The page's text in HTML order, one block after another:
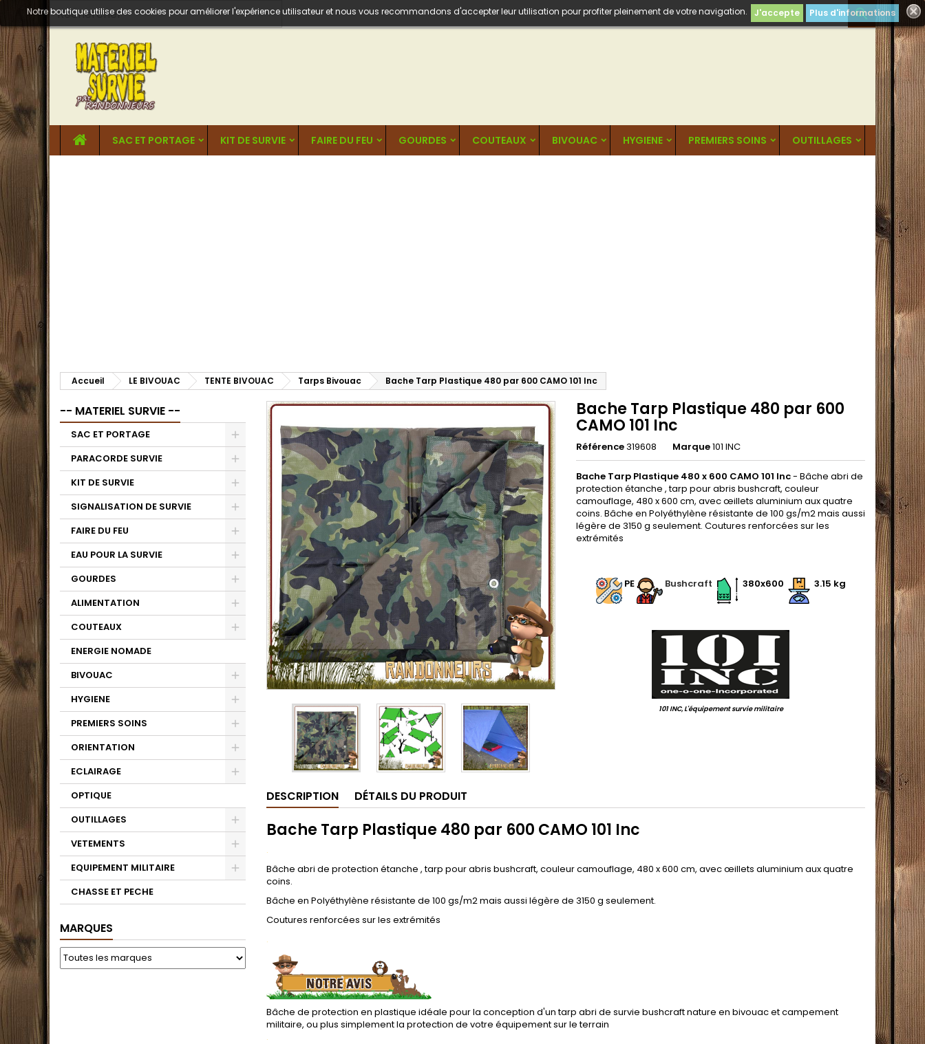

Notre boutique utilise des cookies pour améliorer l'expérience utilisateur et nous vous recommandons d'accepter leur utilisation pour profiter pleinement de votre navigation. J'accepte Plus d'informations
SAC ET PORTAGE KIT DE SURVIE FAIRE DU FEU GOURDES COUTEAUX BIVOUAC HYGIENE PREMIERS SOINS OUTILLAGES
Accueil LE BIVOUAC TENTE BIVOUAC Tarps Bivouac Bache Tarp Plastique 480 par 600 CAMO 101 Inc
-- MATERIEL SURVIE --
SAC ET PORTAGE
PARACORDE SURVIE
KIT DE SURVIE
SIGNALISATION DE SURVIE
FAIRE DU FEU
EAU POUR LA SURVIE
GOURDES
ALIMENTATION
COUTEAUX
ENERGIE NOMADE
BIVOUAC
HYGIENE
PREMIERS SOINS
ORIENTATION
ECLAIRAGE
OPTIQUE
OUTILLAGES
VETEMENTS
EQUIPEMENT MILITAIRE
CHASSE ET PECHE
MARQUES
Bache Tarp Plastique 480 par 600
CAMO 101 Inc
Référence319608 Marque101 INC
Bache Tarp Plastique 480 x 600 CAMO 101 Inc- Bâche abri de
protection étanche , tarp pour abris bushcraft, couleur
camouflage, 480 x 600 cm, avec œillets aluminium aux quatre
coins. Bâche en Polyéthylène résistante de 100 gs/m2 mais aussi
légère de 3150 g seulement. Coutures renforcées sur les
extrémités
PE
Bushcraft 380x600 3.15 kg
101 INC, L'équipement survie militaire
DESCRIPTION DÉTAILS DU PRODUIT
Bache Tarp Plastique 480 par 600 CAMO 101 Inc
.
Bâche abri de protection étanche , tarp pour abris bushcraft, couleur camouflage, 480 x 600 cm, avec œillets aluminium aux quatre
coins.
Bâche en Polyéthylène résistante de 100 gs/m2 mais aussi légère de 3150 g seulement.
Coutures renforcées sur les extrémités
.
Bâche de protection en plastique idéale pour la conception d'un tarp abri de survie bushcraft nature en bivouac et campement
militaire, ou plus simplement la protection de votre équipement sur le terrain
.